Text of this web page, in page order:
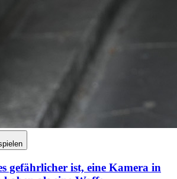
gefährlicher ist, eine Kamera in